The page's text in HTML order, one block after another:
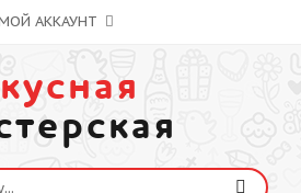
АККАУНТ